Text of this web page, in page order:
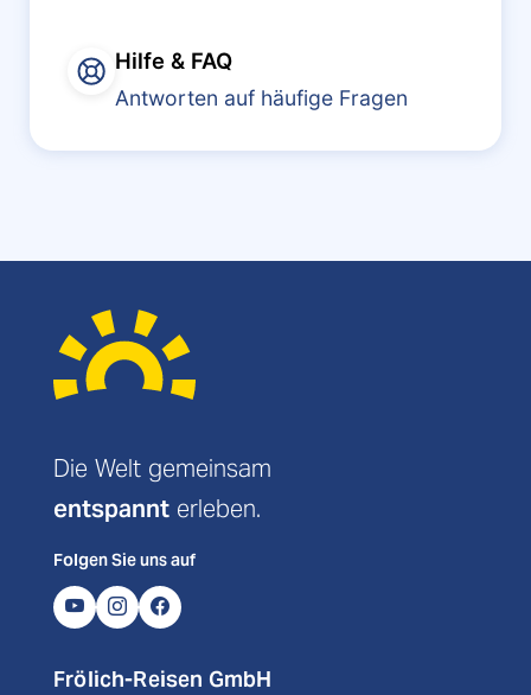
Hilfe & FAQ
Antworten auf häufige Fragen
Die Welt gemeinsam
entspannt erleben.
Folgen Sie uns auf
Frölich-Reisen GmbH